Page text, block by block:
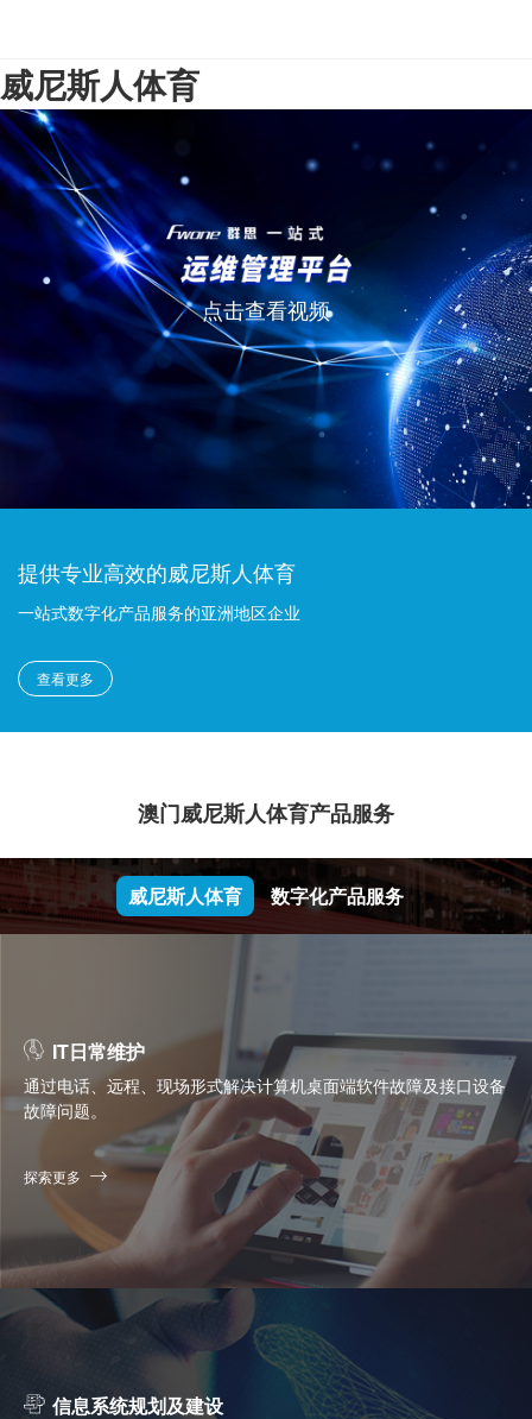
威尼斯人体育
点击查看视频
提供专业高效的威尼斯人体育
一站式数字化产品服务的亚洲地区企业
查看更多
澳门威尼斯人体育产品服务
威尼斯人体育 数字化产品服务
IT日常维护
通过电话、远程、现场形式解决计算机桌面端软件故障及接口设备
故障问题。
探索更多
信息系统规划及建设